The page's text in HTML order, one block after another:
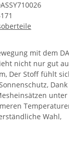
mit dem
nicht nur gut
Der Stoff fühlt
Wahl,